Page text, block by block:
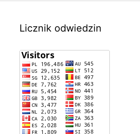
Licznik odwiedzin